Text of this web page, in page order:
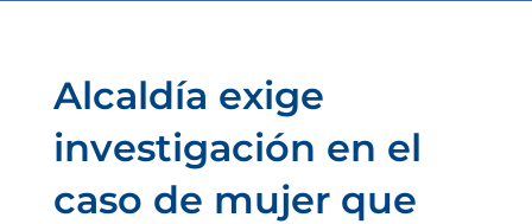
Alcaldía exige
investigación en el
caso de mujer que